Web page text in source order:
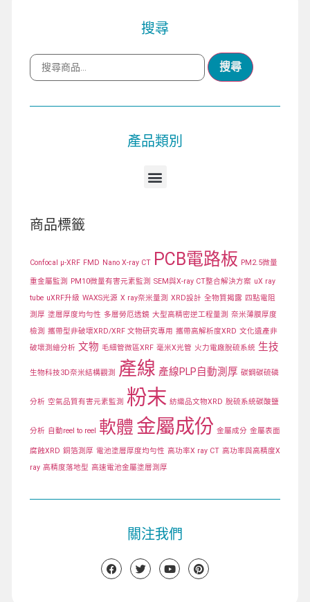
搜尋
搜尋
產品類別
商品標籤
Confocal μ-XRF FMD Nano X-ray CT PCB電路板 PM2.5微量
重金屬監測 PM10微量有害元素監測 SEM與X-ray CT整合解決方案 uX ray
tube uXRF升級 WAXS光源 X ray奈米量測 XRD設計 全物質揭露 四點電阻
測厚 塗層厚度均勻性 多層勞厄透鏡 大型高精密逆工程量測 奈米薄膜厚度
檢測 攜帶型非破壞XRD/XRF 文物研究專用 攜帶高解析度XRD 文化遺產非
破壞測繪分析 文物 毛細管微區XRF 毫米X光管 火力電廠脫硫系統 生技
生物科技3D奈米結構觀測 產線 產線PLP自動測厚 碳鋼碳硫磷
分析 空氣品質有害元素監測 粉末 紡織品文物XRD 脫硫系統碳酸鹽
分析 自動reel to reel 軟體 金屬成份 金屬成分 金屬表面
腐蝕XRD 銅箔測厚 電池塗層厚度均勻性 高功率X ray CT 高功率與高精度X
ray 高精度落地型 高速電池金屬塗層測厚
關注我們